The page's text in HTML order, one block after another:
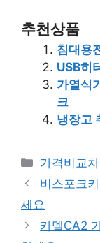
추천상품
침대용
USB히
가열식
크
냉장고
카
테
고
리
가격비교
비스포크
세요
카멜CA2